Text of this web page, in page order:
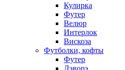
Кулирка
Футер
Велюр
Интерлок
Вискоза
Футболки, кофты
Футер
Дэворэ